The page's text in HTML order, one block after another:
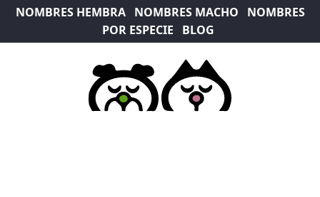
NOMBRES HEMBRA NOMBRES MACHO
NOMBRES
POR ESPECIE
BLOG